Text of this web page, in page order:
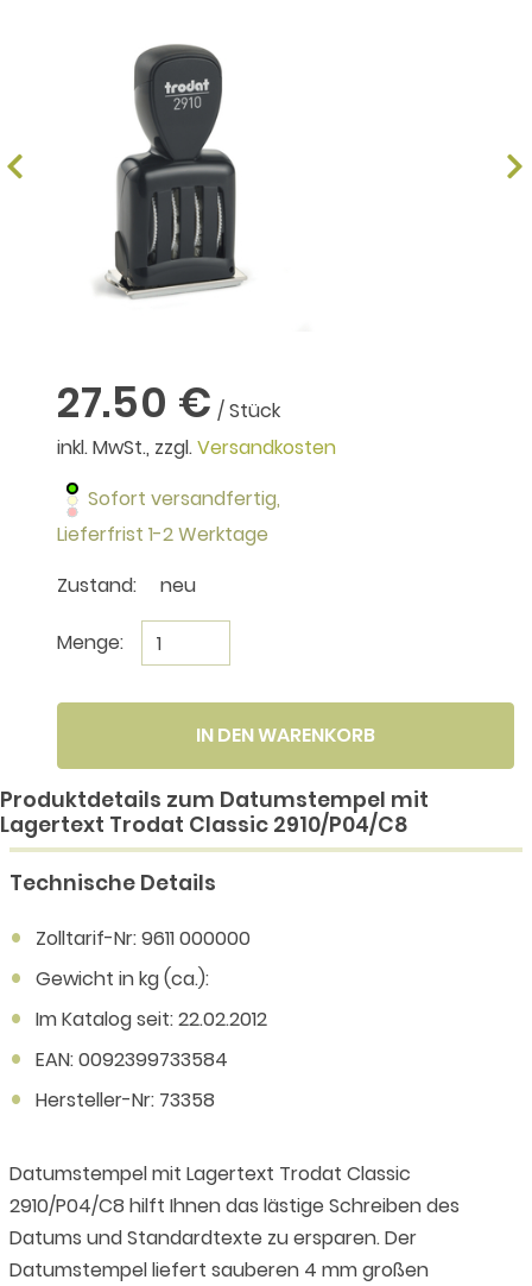
27.50 € / Stück
inkl. MwSt., zzgl.Versandkosten
Sofort versandfertig,
Lieferfrist 1-2 Werktage
Zustand:
neu
Menge:
IN DEN WARENKORB
Produktdetails zum Datumstempel mit
Lagertext Trodat Classic 2910/P04/C8
Technische Details
Zolltarif-Nr: 9611 000000
Gewicht in kg (ca.):
Im Katalog seit: 22.02.2012
EAN: 0092399733584
Hersteller-Nr: 73358
Datumstempel mit Lagertext Trodat Classic
2910/P04/C8 hilft Ihnen das lästige Schreiben des
Datums und Standardtexte zu ersparen. Der
Datumstempel liefert sauberen 4 mm großen